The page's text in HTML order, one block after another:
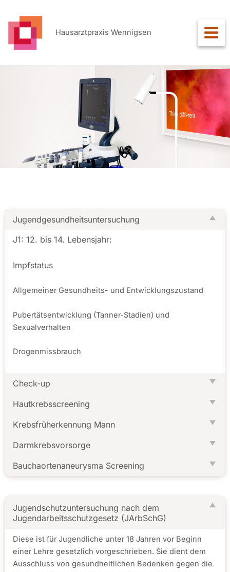
springen
Hausarztpraxis Wennigsen
Jugendgesundheitsuntersuchung
J1: 12. bis 14. Lebensjahr:
Impfstatus
Allgemeiner Gesundheits- und Entwicklungszustand
Pubertätsentwicklung (Tanner-Stadien) und
Sexualverhalten
Drogenmissbrauch
Check-up
Hautkrebsscreening
Krebsfrüherkennung Mann
Darmkrebsvorsorge
Bauchaortenaneurysma Screening
Jugendschutzuntersuchung nach dem
Jugendarbeitsschutzgesetz (JArbSchG)
Diese ist für Jugendliche unter 18 Jahren vor Beginn
einer Lehre gesetzlich vorgeschrieben. Sie dient dem
Ausschluss von gesundheitlichen Bedenken gegen die